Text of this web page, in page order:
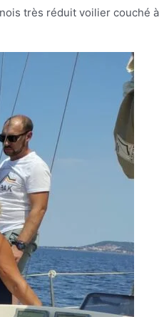
très réduit voilier couché à